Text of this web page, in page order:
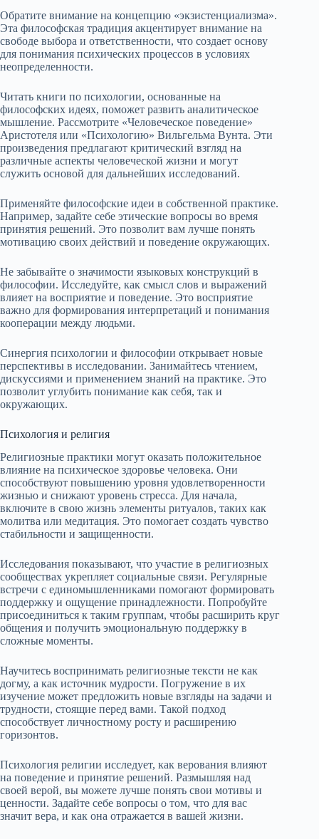
Обратите внимание на концепцию «экзистенциализма».
Эта философская традиция акцентирует внимание на
свободе выбора и ответственности, что создает основу
для понимания психических процессов в условиях
неопределенности.
Читать книги по психологии, основанные на
философских идеях, поможет развить аналитическое
мышление. Рассмотрите «Человеческое поведение»
Аристотеля или «Психологию» Вильгельма Вунта. Эти
произведения предлагают критический взгляд на
различные аспекты человеческой жизни и могут
служить основой для дальнейших исследований.
Применяйте философские идеи в собственной практике.
Например, задайте себе этические вопросы во время
принятия решений. Это позволит вам лучше понять
мотивацию своих действий и поведение окружающих.
Не забывайте о значимости языковых конструкций в
философии. Исследуйте, как смысл слов и выражений
влияет на восприятие и поведение. Это восприятие
важно для формирования интерпретаций и понимания
кооперации между людьми.
Синергия психологии и философии открывает новые
перспективы в исследовании. Занимайтесь чтением,
дискуссиями и применением знаний на практике. Это
позволит углубить понимание как себя, так и
окружающих.
Психология и религия
Религиозные практики могут оказать положительное
влияние на психическое здоровье человека. Они
способствуют повышению уровня удовлетворенности
жизнью и снижают уровень стресса. Для начала,
включите в свою жизнь элементы ритуалов, таких как
молитва или медитация. Это помогает создать чувство
стабильности и защищенности.
Исследования показывают, что участие в религиозных
сообществах укрепляет социальные связи. Регулярные
встречи с единомышленниками помогают формировать
поддержку и ощущение принадлежности. Попробуйте
присоединиться к таким группам, чтобы расширить круг
общения и получить эмоциональную поддержку в
сложные моменты.
Научитесь воспринимать религиозные тексти не как
догму, а как источник мудрости. Погружение в их
изучение может предложить новые взгляды на задачи и
трудности, стоящие перед вами. Такой подход
способствует личностному росту и расширению
горизонтов.
Психология религии исследует, как верования влияют
на поведение и принятие решений. Размышляя над
своей верой, вы можете лучше понять свои мотивы и
ценности. Задайте себе вопросы о том, что для вас
значит вера, и как она отражается в вашей жизни.